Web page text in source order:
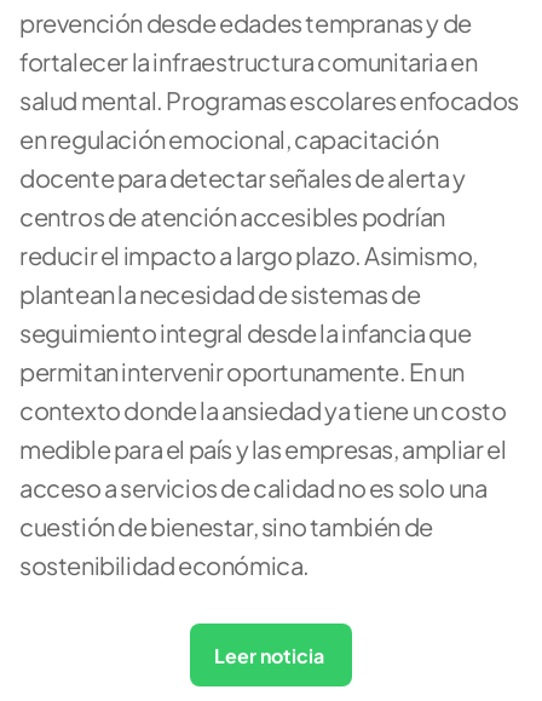
prevención desde edades tempranas y de
fortalecer la infraestructura comunitaria en
salud mental. Programas escolares enfocados
en regulación emocional, capacitación
docente para detectar señales de alerta y
centros de atención accesibles podrían
reducir el impacto a largo plazo. Asimismo,
plantean la necesidad de sistemas de
seguimiento integral desde la infancia que
permitan intervenir oportunamente. En un
contexto donde la ansiedad ya tiene un costo
medible para el país y las empresas, ampliar el
acceso a servicios de calidad no es solo una
cuestión de bienestar, sino también de
sostenibilidad económica.
Leer noticia